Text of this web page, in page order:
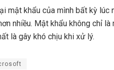
mật khẩu của mình bất kỳ
nhiều. Mật khẩu không chỉ
là gây khó chịu khi xử lý.